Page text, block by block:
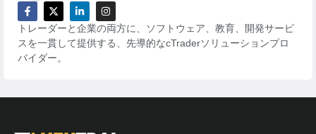
トレーダーと企業の両方に、ソフトウェア、教育、開発サービ
スを一貫して提供する、先導的なcTraderソリューションプロ
バイダー。